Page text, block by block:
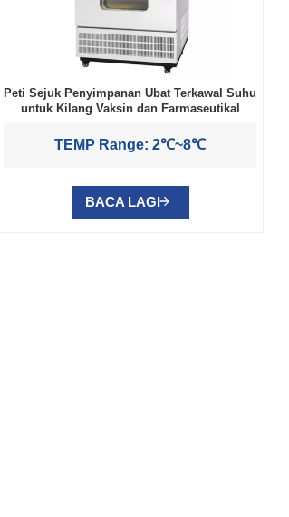
Peti Sejuk Penyimpanan Ubat Terkawal Suhu
untuk Kilang Vaksin dan Farmaseutikal
TEMP Range: 2℃~8℃
BACA LAGI